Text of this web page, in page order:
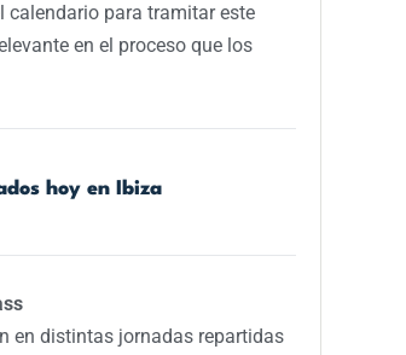
calendario para tramitar este
en el proceso que los
hoy en Ibiza
en distintas jornadas repartidas